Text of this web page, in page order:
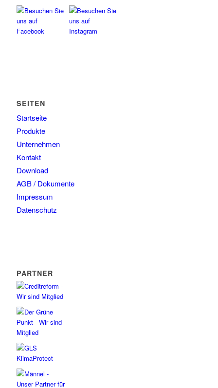
SEITEN
Startseite
Produkte
Unternehmen
Kontakt
Download
AGB / Dokumente
Impressum
Datenschutz
PARTNER